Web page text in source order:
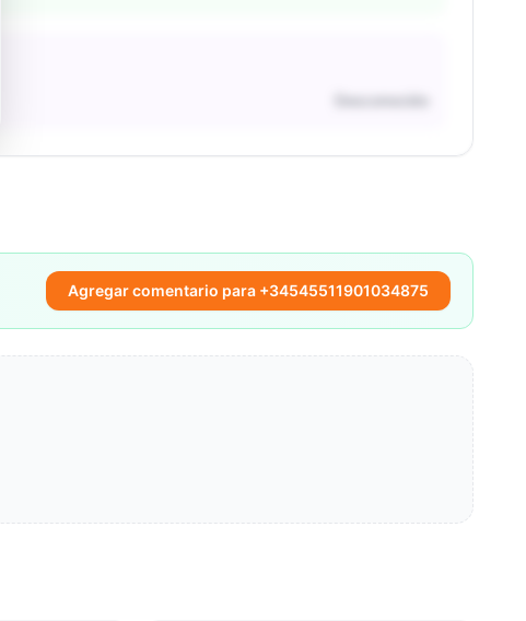
Agregar comentario para +34545511901034875